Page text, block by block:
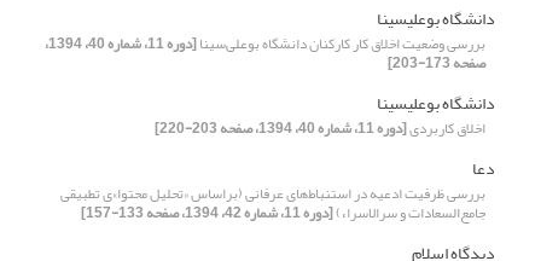
دانشگاه بوعلیسینا
بررسی وضعیت اخلاق کار کارکنان دانشگاه بوعلی‌سینا [دوره 11، شماره 40، 1394،
صفحه 173-203]
دانشگاه بوعلیسینا
اخلاق کاربردی[دوره 11، شماره 40، 1394، صفحه 203-220]
دعا
بررسی ظرفیت ادعیه در استنباط‌های عرفانی (بر‌اساس «تحلیل محتوا»ی تطبیقی
جامع‌السعادات و سرالاسراء)[دوره 11، شماره 42، 1394، صفحه 133-157]
دیدگاه اسلام